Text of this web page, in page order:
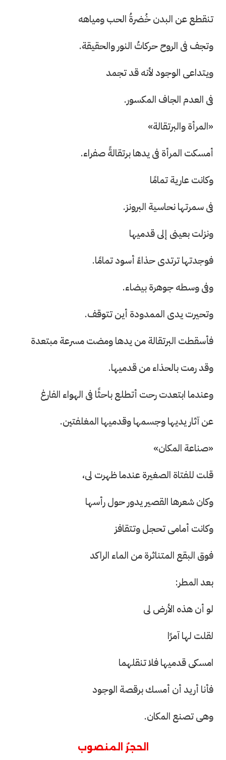
تنقطع عن البدن خُضرةُ الحب ومياهه
وتجف فى الروح حركاتُ النور والحقيقة.
ويتداعى الوجود لأنه قد تجمد
فى العدم الجاف المكسور.
«المرأة والبرتقالة»
أمسكت المرأة فى يدها برتقالةً صفراء.
وكانت عارية تمامًا
فى سمرتها نحاسية البرونز.
ونزلت بعينى إلى قدميها
فوجدتها ترتدى حذاءً أسود تمامًا.
وفى وسطه جوهرة بيضاء.
وتحيرت يدى الممدودة أين تتوقف.
فأسقطت البرتقالة من يدها ومضت مسرعة مبتعدة
وقد رمت بالحذاء من قدميها.
وعندما ابتعدت رحت أتطلع باحثًا فى الهواء الفارغ
عن آثار يديها وجسمها وقدميها المغلفتين.
«صناعة المكان»
قلت للفتاة الصغيرة عندما ظهرت لى،
وكان شعرها القصير يدور حول رأسها
وكانت أمامى تحجل وتتقافز
فوق البقع المتناثرة من الماء الراكد
بعد المطر:
لو أن هذه الأرض لى
لقلت لها آمرًا
امسكى قدميها فلا تنقلهما
فأنا أريد أن أمسك برقصة الوجود
وهى تصنع المكان.
الحجرُ المنصوب